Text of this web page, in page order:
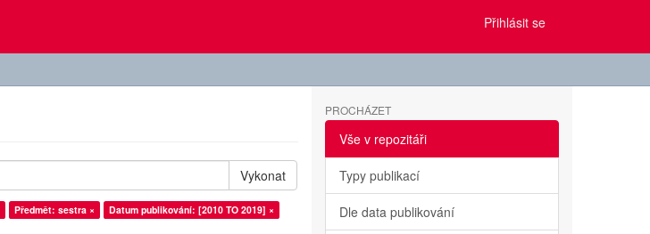
Přihlásit se
Vykonat
Předmět: sestra ×
Datum publikování: [2010 TO 2019] ×
PROCHÁZET
Vše v repozitáři
Typy publikací
Dle data publikování